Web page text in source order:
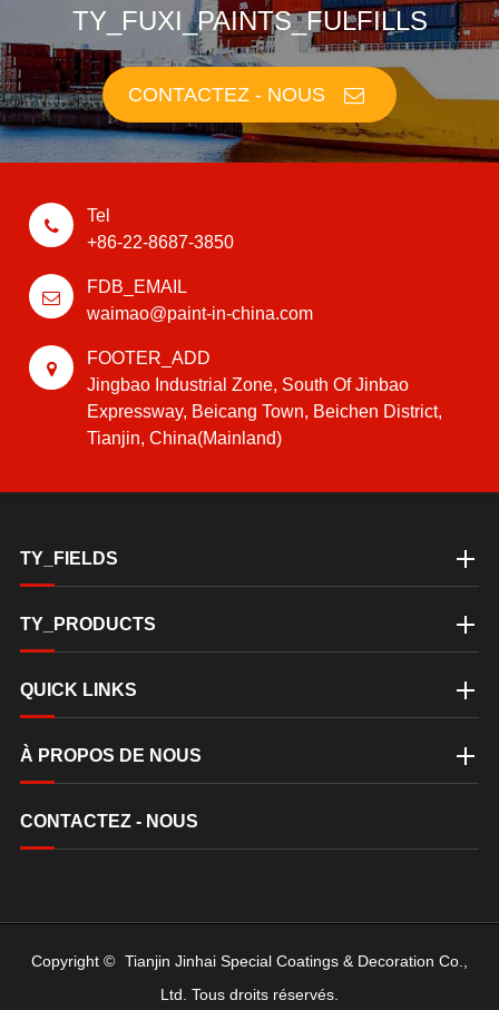
TY_FUXI_PAINTS_FULFILLS
CONTACTEZ - NOUS
Tel
+86-22-8687-3850
FDB_EMAIL
waimao@paint-in-china.com
FOOTER_ADD
Jingbao Industrial Zone, South Of Jinbao
Expressway, Beicang Town, Beichen District,
Tianjin, China(Mainland)
TY_FIELDS
TY_PRODUCTS
QUICK LINKS
À PROPOS DE NOUS
CONTACTEZ - NOUS
Copyright © Tianjin Jinhai Special Coatings & Decoration Co.,
Ltd. Tous droits réservés.